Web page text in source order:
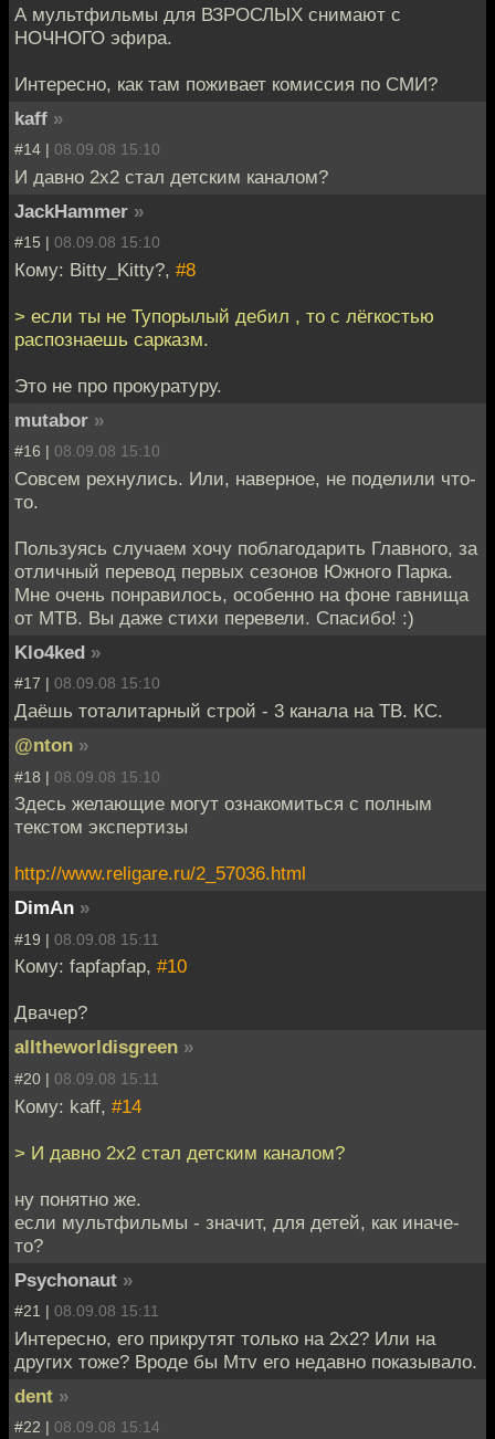
А мультфильмы для ВЗРОСЛЫХ снимают с
НОЧНОГО эфира.
Интересно, как там поживает комиссия по СМИ?
kaff »
#14 | 08.09.08 15:10
И давно 2х2 стал детским каналом?
JackHammer »
#15 | 08.09.08 15:10
Кому: Bitty_Kitty?, #8
> если ты не Тупорылый дебил , то с лёгкостью
распознаешь сарказм.
Это не про прокуратуру.
mutabor »
#16 | 08.09.08 15:10
Совсем рехнулись. Или, наверное, не поделили что-
то.
Пользуясь случаем хочу поблагодарить Главного, за
отличный перевод первых сезонов Южного Парка.
Мне очень понравилось, особенно на фоне гавнища
от МТВ. Вы даже стихи перевели. Спасибо! :)
Klo4ked »
#17 | 08.09.08 15:10
Даёшь тоталитарный строй - 3 канала на ТВ. КС.
@nton »
#18 | 08.09.08 15:10
Здесь желающие могут ознакомиться с полным
текстом экспертизы
http://www.religare.ru/2_57036.html
DimAn »
#19 | 08.09.08 15:11
Кому: fapfapfap, #10
Двачер?
alltheworldisgreen »
#20 | 08.09.08 15:11
Кому: kaff, #14
> И давно 2х2 стал детским каналом?
ну понятно же.
если мультфильмы - значит, для детей, как иначе-
то?
Psychonaut »
#21 | 08.09.08 15:11
Интересно, его прикрутят только на 2х2? Или на
других тоже? Вроде бы Мтv его недавно показывало.
dent »
#22 | 08.09.08 15:14